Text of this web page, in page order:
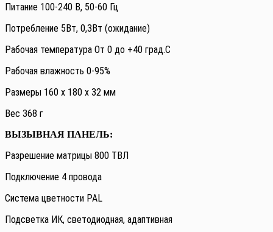
Питание 100-240 В, 50-60 Гц
Потребление 5Вт, 0,3Вт (ожидание)
Рабочая температура От 0 до +40 град.С
Рабочая влажность 0-95%
Размеры 160 х 180 х 32 мм
Вес 368 г
ВЫЗЫВНАЯ ПАНЕЛЬ:
Разрешение матрицы 800 ТВЛ
Подключение 4 провода
Система цветности PAL
Подсветка ИК, светодиодная, адаптивная